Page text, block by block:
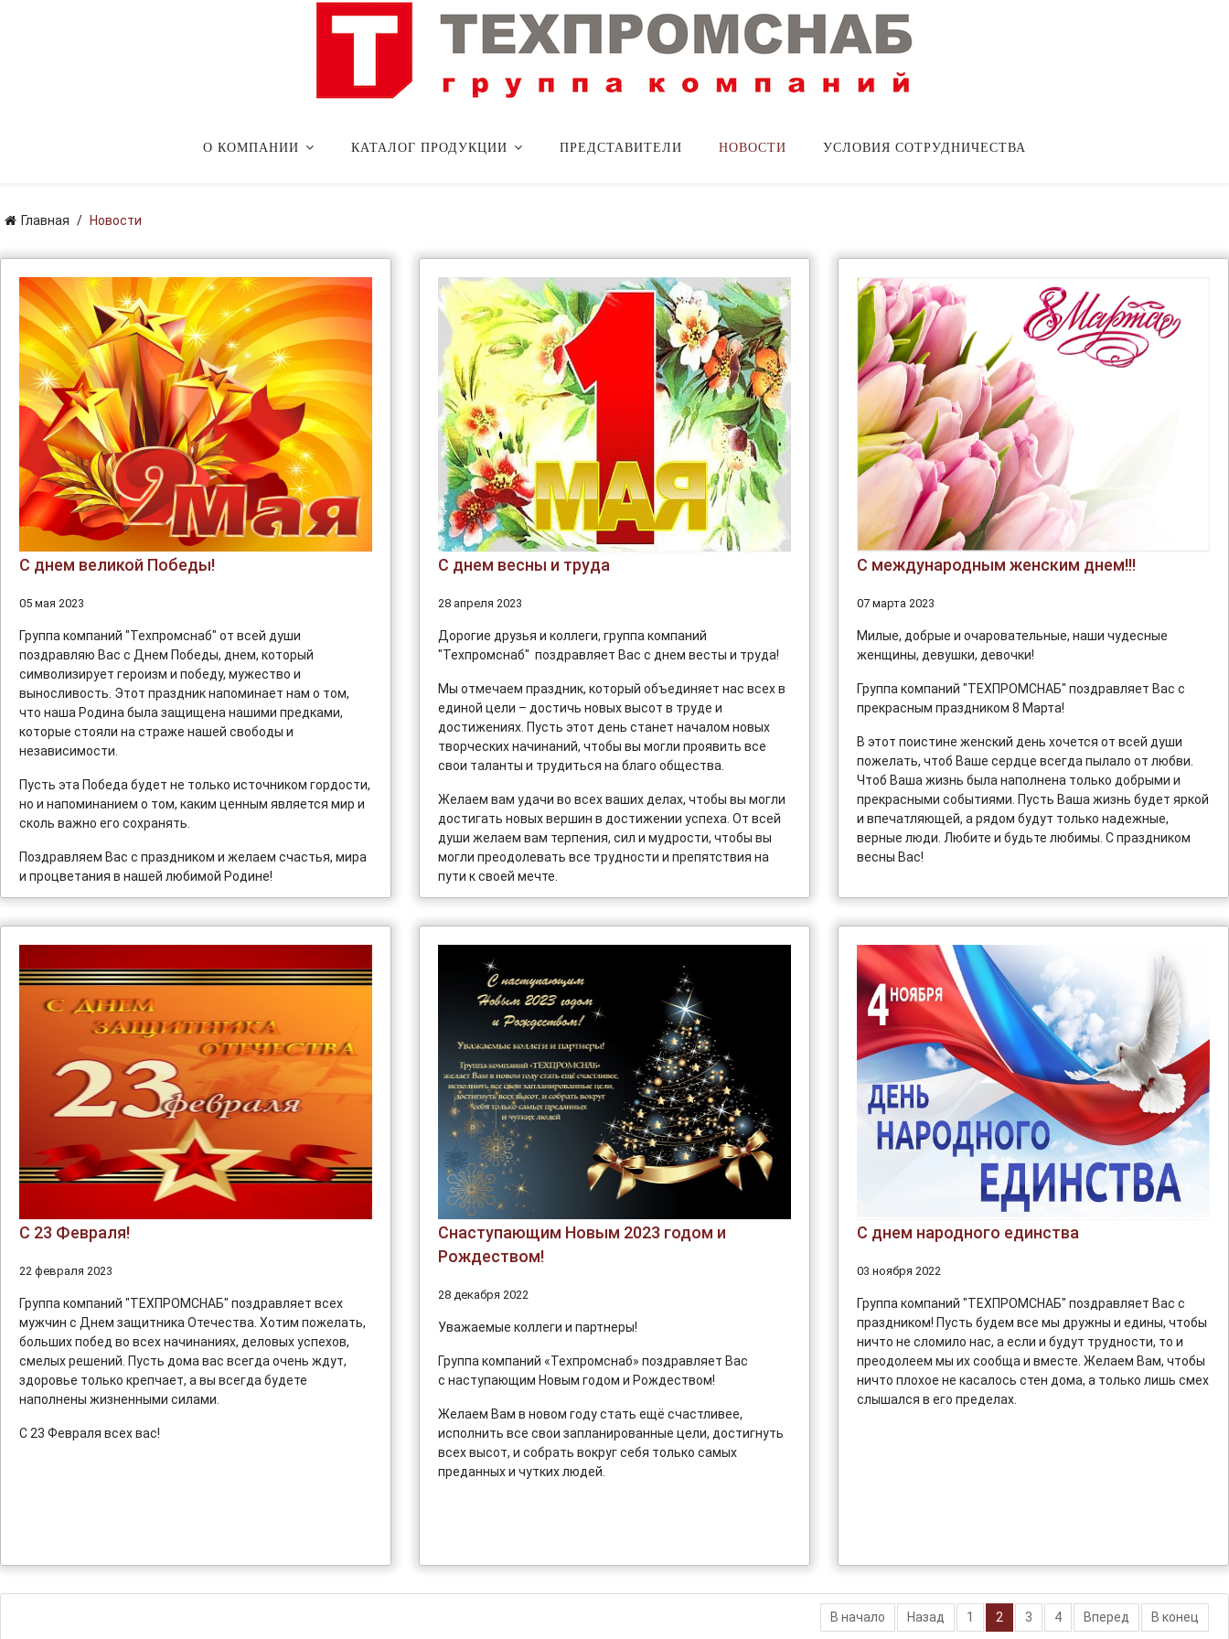
О КОМПАНИИ КАТАЛОГ ПРОДУКЦИИ ПРЕДСТАВИТЕЛИ НОВОСТИ УСЛОВИЯ СОТРУДНИЧЕСТВА
Главная Новости
С днем великой Победы!
05 мая 2023
Группа компаний "Техпромснаб" от всей души
поздравляю Вас с Днем Победы, днем, который
символизирует героизм и победу, мужество и
выносливость. Этот праздник напоминает нам о том,
что наша Родина была защищена нашими предками,
которые стояли на страже нашей свободы и
независимости.
Пусть эта Победа будет не только источником гордости,
но и напоминанием о том, каким ценным является мир и
сколь важно его сохранять.
Поздравляем Вас с праздником и желаем счастья, мира
и процветания в нашей любимой Родине!
С днем весны и труда
28 апреля 2023
Дорогие друзья и коллеги, группа компаний
"Техпромснаб" поздравляет Вас с днем весты и труда!
Мы отмечаем праздник, который объединяет нас всех в
единой цели – достичь новых высот в труде и
достижениях. Пусть этот день станет началом новых
творческих начинаний, чтобы вы могли проявить все
свои таланты и трудиться на благо общества.
Желаем вам удачи во всех ваших делах, чтобы вы могли
достигать новых вершин в достижении успеха. От всей
души желаем вам терпения, сил и мудрости, чтобы вы
могли преодолевать все трудности и препятствия на
пути к своей мечте.
С международным женским днем!!!
07 марта 2023
Милые, добрые и очаровательные, наши чудесные
женщины, девушки, девочки!
Группа компаний "ТЕХПРОМСНАБ" поздравляет Вас с
прекрасным праздником 8 Марта!
В этот поистине женский день хочется от всей души
пожелать, чтоб Ваше сердце всегда пылало от любви.
Чтоб Ваша жизнь была наполнена только добрыми и
прекрасными событиями. Пусть Ваша жизнь будет яркой
и впечатляющей, а рядом будут только надежные,
верные люди. Любите и будьте любимы. С праздником
весны Вас!
С 23 Февраля!
22 февраля 2023
Группа компаний "ТЕХПРОМСНАБ" поздравляет всех
мужчин с Днем защитника Отечества. Хотим пожелать,
больших побед во всех начинаниях, деловых успехов,
смелых решений. Пусть дома вас всегда очень ждут,
здоровье только крепчает, а вы всегда будете
наполнены жизненными силами.
С 23 Февраля всех вас!
Снаступающим Новым 2023 годом и
Рождеством!
28 декабря 2022
Уважаемые коллеги и партнеры!
Группа компаний «Техпромснаб» поздравляет Вас
с наступающим Новым годом и Рождеством!
Желаем Вам в новом году стать ещё счастливее,
исполнить все свои запланированные цели, достигнуть
всех высот, и собрать вокруг себя только самых
преданных и чутких людей.
С днем народного единства
03 ноября 2022
Группа компаний "ТЕХПРОМСНАБ" поздравляет Вас с
праздником! Пусть будем все мы дружны и едины, чтобы
ничто не сломило нас, а если и будут трудности, то и
преодолеем мы их сообща и вместе. Желаем Вам, чтобы
ничто плохое не касалось стен дома, а только лишь смех
слышался в его пределах.
В начало Назад 1 2 3 4 Вперед В конец